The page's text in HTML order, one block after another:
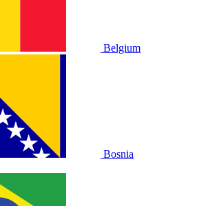
Belgium
Bosnia